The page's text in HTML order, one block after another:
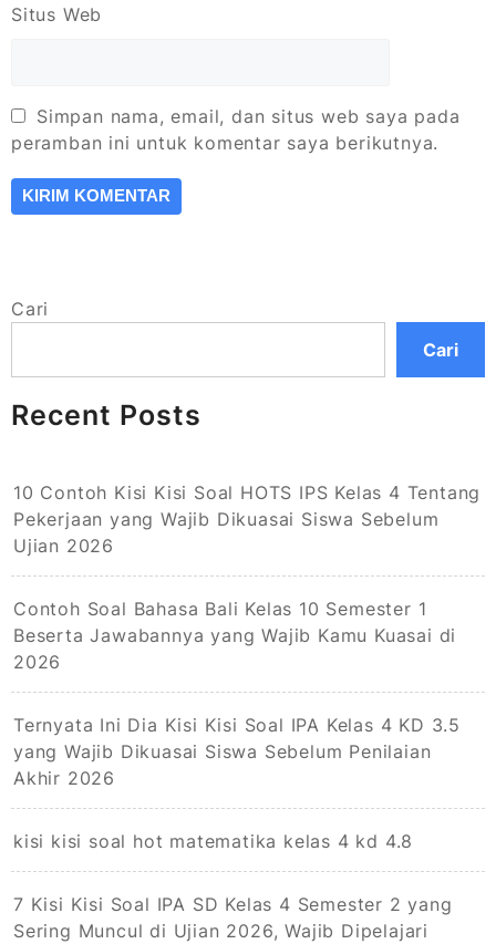
Situs Web
Simpan nama, email, dan situs web saya pada
peramban ini untuk komentar saya berikutnya.
Cari
Cari
Recent Posts
10 Contoh Kisi Kisi Soal HOTS IPS Kelas 4 Tentang
Pekerjaan yang Wajib Dikuasai Siswa Sebelum
Ujian 2026
Contoh Soal Bahasa Bali Kelas 10 Semester 1
Beserta Jawabannya yang Wajib Kamu Kuasai di
2026
Ternyata Ini Dia Kisi Kisi Soal IPA Kelas 4 KD 3.5
yang Wajib Dikuasai Siswa Sebelum Penilaian
Akhir 2026
kisi kisi soal hot matematika kelas 4 kd 4.8
7 Kisi Kisi Soal IPA SD Kelas 4 Semester 2 yang
Sering Muncul di Ujian 2026, Wajib Dipelajari